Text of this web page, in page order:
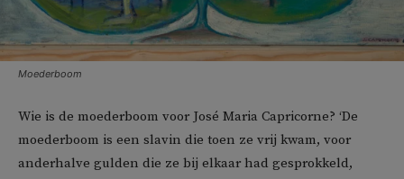
Moederboom
Wie is de moederboom voor José Maria Capricorne? ‘De
moederboom is een slavin die toen ze vrij kwam, voor
anderhalve gulden die ze bij elkaar had gesprokkeld,